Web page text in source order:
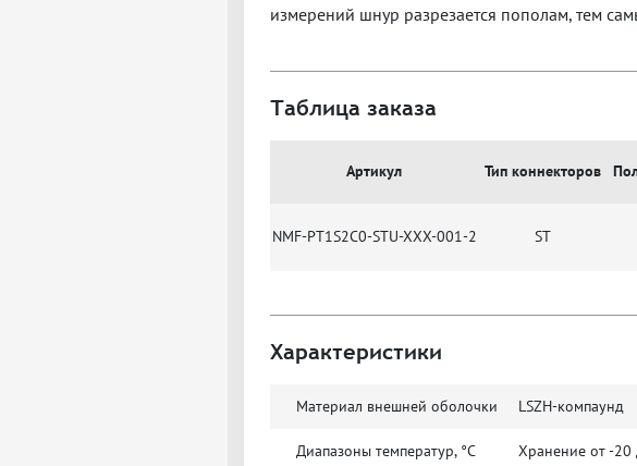
измерений шнур разрезается пополам, тем
Таблица заказа
Артикул Тип коннекторов
NMF-PT1S2C0-STU-XXX-001-2 ST
Характеристики
Материал внешней оболочки LSZH-компаунд
Диапазоны температур, °C Хранение от -20